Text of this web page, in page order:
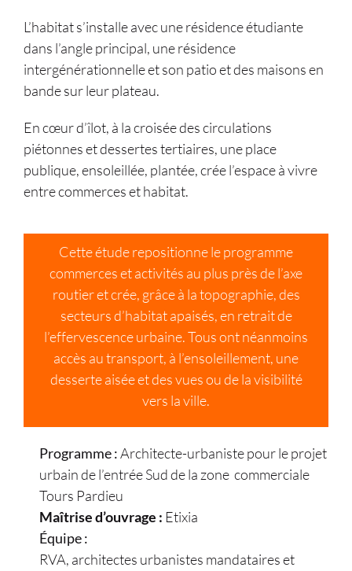
L’habitat s’installe avec une résidence étudiante
dans l’angle principal, une résidence
intergénérationnelle et son patio et des maisons en
bande sur leur plateau.
En cœur d’îlot, à la croisée des circulations
piétonnes et dessertes tertiaires, une place
publique, ensoleillée, plantée, crée l’espace à vivre
entre commerces et habitat.
Cette étude repositionne le programme
commerces et activités au plus près de l’axe
routier et crée, grâce à la topographie, des
secteurs d’habitat apaisés, en retrait de
l’effervescence urbaine. Tous ont néanmoins
accès au transport, à l’ensoleillement, une
desserte aisée et des vues ou de la visibilité
vers la ville.
Programme :Architecte-urbaniste pour le projet
urbain de l’entrée Sud de la zone commerciale
Tours Pardieu
Maîtrise d’ouvrage : Etixia
Équipe :
RVA, architectes urbanistes mandataires et